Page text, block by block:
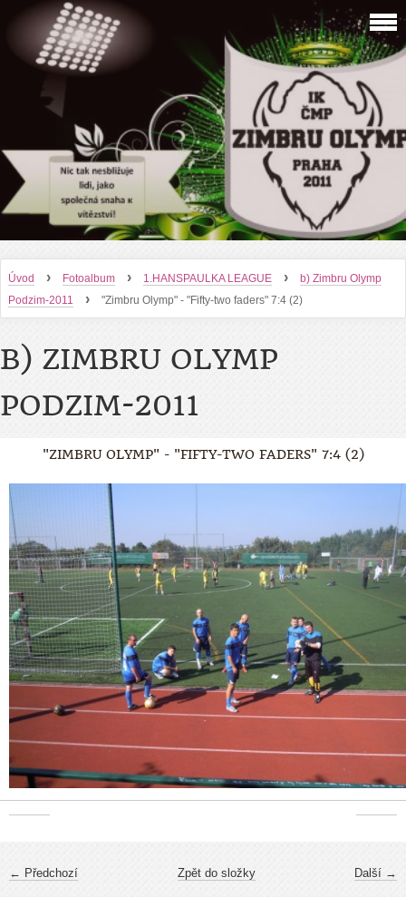
Úvod › Fotoalbum › 1.HANSPAULKA LEAGUE ›
b) Zimbru Olymp
Podzim-2011
› "Zimbru Olymp" - "Fifty-two faders" 7:4 (2)
B) ZIMBRU OLYMP
PODZIM-2011
"ZIMBRU OLYMP" - "FIFTY-TWO FADERS" 7:4 (2)
← Předchozí Další →
Zpět do složky